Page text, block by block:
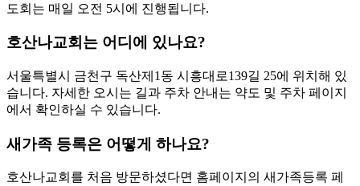
도회는 매일 오전 5시에 진행됩니다.
호산나교회는 어디에 있나요?
서울특별시 금천구 독산제1동 시흥대로139길 25에 위치해 있
습니다. 자세한 오시는 길과 주차 안내는 약도 및 주차 페이지
에서 확인하실 수 있습니다.
새가족 등록은 어떻게 하나요?
호산나교회를 처음 방문하셨다면 홈페이지의 새가족등록 페